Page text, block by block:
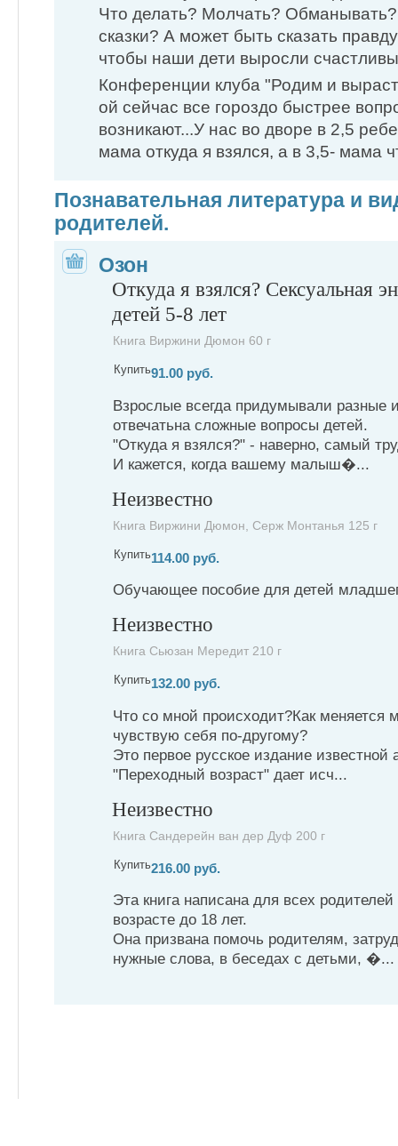
Что делать? Молчать?
сказки? А может быть сказать
чтобы наши дети выросли
Конференции клуба "Родим и
ой сейчас все гороздо быстрее
возникают...У нас во дворе в 2,5
мама откуда я взялся, а в 3,5- мама
Познавательная литература и
родителей.
Озон
Откуда я взялся? Сексуальная
детей 5-8 лет
Книга Виржини Дюмон 60 г
Купить91.00 руб.
Взрослые всегда придумывали разные
отвечатьна сложные вопросы детей.
"Откуда я взялся?" - наверно, самый
И кажется, когда вашему малыш�...
Неизвестно
Книга Виржини Дюмон, Серж Монтанья 125 г
Купить114.00 руб.
Обучающее пособие для детей
Неизвестно
Книга Сьюзан Мередит 210 г
Купить132.00 руб.
Что со мной происходит?Как меняется
чувствую себя по-другому?
Это первое русское издание известной
"Переходный возраст" дает исч...
Неизвестно
Книга Сандерейн ван дер Дуф 200 г
Купить216.00 руб.
Эта книга написана для всех
возрасте до 18 лет.
Она призвана помочь родителям,
нужные слова, в беседах с детьми, �...